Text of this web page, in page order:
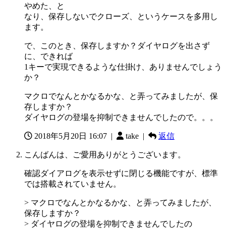
やめた、と
なり、保存しないでクローズ、というケースを多用し
ます。
で、このとき、保存しますか？ダイヤログを出さず
に、できれば
1キーで実現できるような仕掛け、ありませんでしょう
か？
マクロでなんとかなるかな、と弄ってみましたが、保
存しますか？
ダイヤログの登場を抑制できませんでしたので。。。
2018年5月20日 16:07 | take | 返信
こんばんは、ご愛用ありがとうございます。
確認ダイアログを表示せずに閉じる機能ですが、標準
では搭載されていません。
> マクロでなんとかなるかな、と弄ってみましたが、
保存しますか？
> ダイヤログの登場を抑制できませんでしたの